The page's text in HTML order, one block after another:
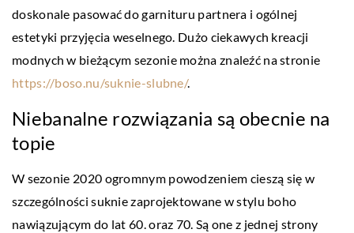
doskonale pasować do garnituru partnera i ogólnej
estetyki przyjęcia weselnego. Dużo ciekawych kreacji
modnych w bieżącym sezonie można znaleźć na stronie
https://boso.nu/suknie-slubne/.
Niebanalne rozwiązania są obecnie na
topie
W sezonie 2020 ogromnym powodzeniem cieszą się w
szczególności suknie zaprojektowane w stylu boho
nawiązującym do lat 60. oraz 70. Są one z jednej strony